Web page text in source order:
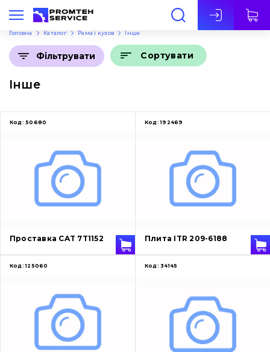
Укр
Головна Каталог Рама і кузов Інше
Інше
Фільтрувати Сортувати
Код: 50680
Проставка CAT 7T1152
Код: 192469
Плита ITR 209-6188
Код: 125060 Код: 34145